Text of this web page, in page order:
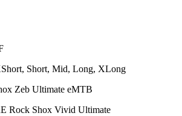
Short, Mid, Long, XLong
Zeb Ultimate eMTB
Rock Shox Vivid Ultimate